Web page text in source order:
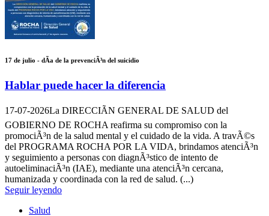
17 de julio - dÃ­a de la prevenciÃ³n del suicidio
Hablar puede hacer la diferencia
17-07-2026La DIRECCIÃN GENERAL DE SALUD del
GOBIERNO DE ROCHA reafirma su compromiso con la
promociÃ³n de la salud mental y el cuidado de la vida. A travÃ©s
del PROGRAMA ROCHA POR LA VIDA, brindamos atenciÃ³n
y seguimiento a personas con diagnÃ³stico de intento de
autoeliminaciÃ³n (IAE), mediante una atenciÃ³n cercana,
humanizada y coordinada con la red de salud. (...)
Seguir leyendo
Salud